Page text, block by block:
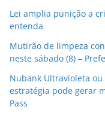
Lei amplia punição a
entenda
Mutirão de limpeza
neste sábado (8) –
Nubank Ultravioleta ou
estratégia pode gerar
Pass